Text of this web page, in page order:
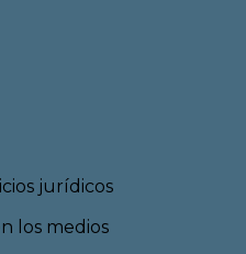
jurídicos
los medios